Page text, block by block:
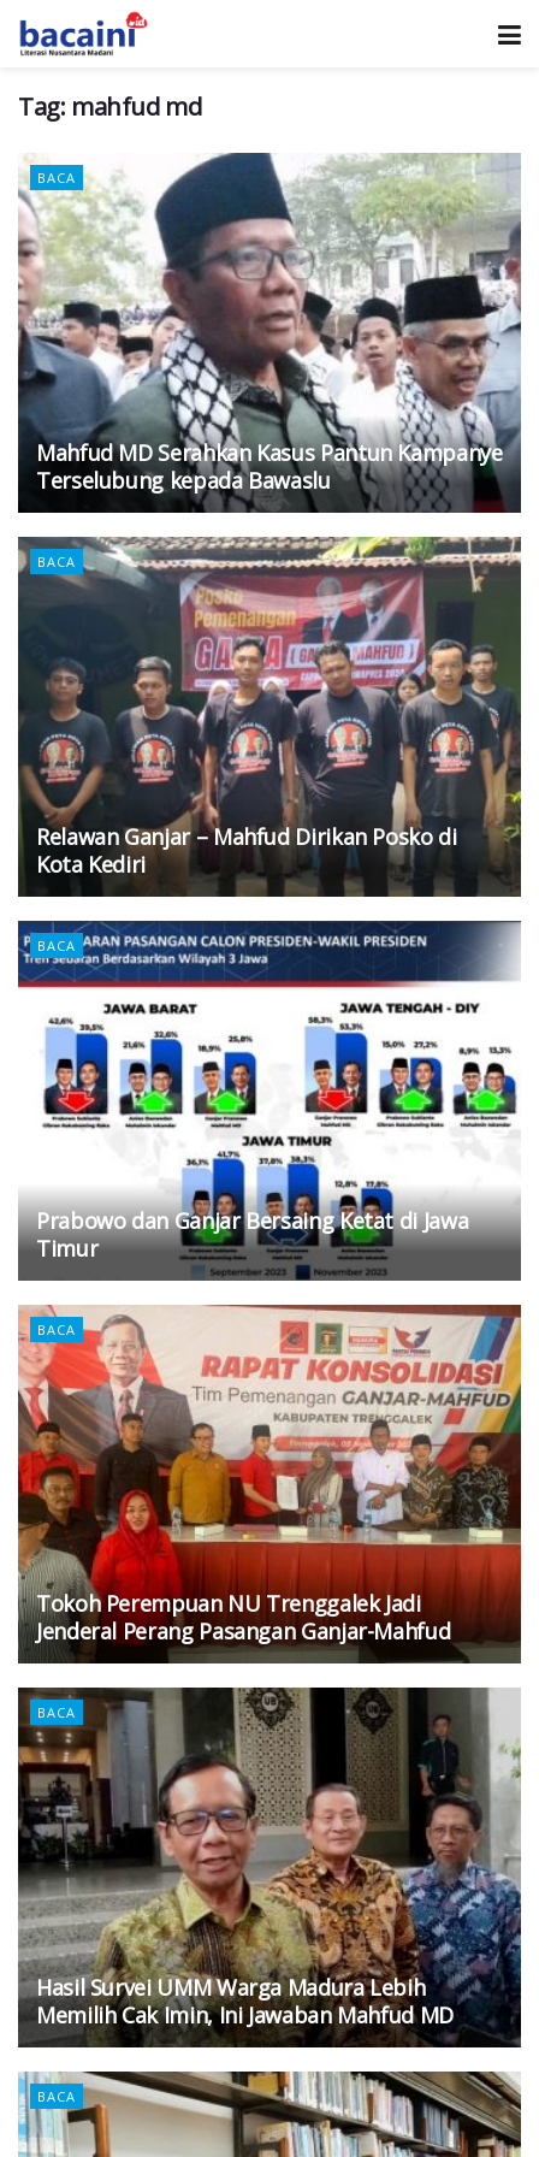
Tag: mahfud md
BACA
Mahfud MD Serahkan Kasus Pantun Kampanye
Terselubung kepada Bawaslu
BACA
Relawan Ganjar – Mahfud Dirikan Posko di
Kota Kediri
BACA
Prabowo dan Ganjar Bersaing Ketat di Jawa
Timur
BACA
Tokoh Perempuan NU Trenggalek Jadi
Jenderal Perang Pasangan Ganjar-Mahfud
BACA
Hasil Survei UMM Warga Madura Lebih
Memilih Cak Imin, Ini Jawaban Mahfud MD
BACA